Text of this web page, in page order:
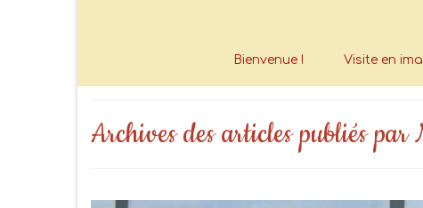
Bienvenue ! Visite en
Archives des articles publiés